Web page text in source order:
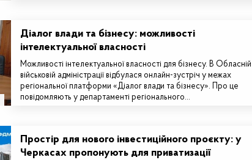
Діалог влади та бізнесу: можливості
інтелектуальної власності
Можливості інтелектуальної власності для бізнесу. В Обласній
військовій адміністрації відбулася онлайн-зустріч у межах
регіональної платформи «Діалог влади та бізнесу». Про це
повідомляють у департаменті регіонального…
Простір для нового інвестиційного проєкту: у
Черкасах пропонують для приватизації